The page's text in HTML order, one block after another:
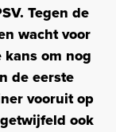
Tegen de
wacht voor
om nog
de eerste
vooruit op
ook